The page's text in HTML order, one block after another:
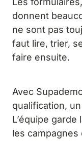
donnent
ne sont pas
faut lire, trier,
faire ensuite.
Avec
qualification,
L’équipe
les